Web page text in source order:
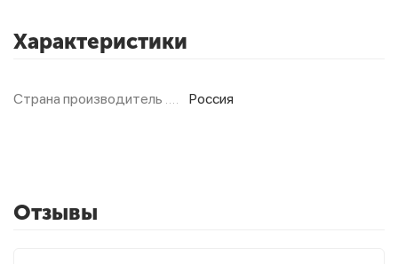
Характеристики
Страна производитель Россия
Отзывы